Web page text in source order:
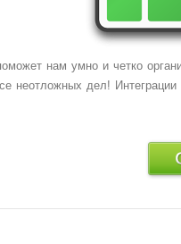
нам умно и четко
неотложных дел!